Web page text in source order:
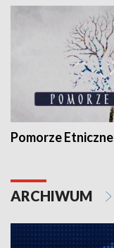
Pomorze Etniczne
ARCHIWUM